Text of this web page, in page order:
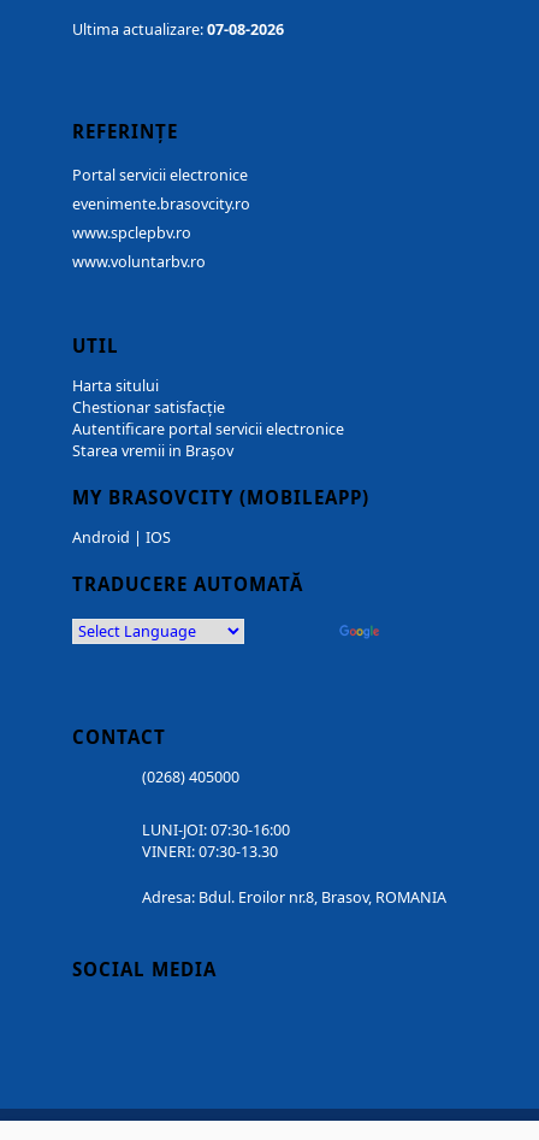
Ultima actualizare:07-08-2026
REFERINȚE
Portal servicii electronice
evenimente.brasovcity.ro
www.spclepbv.ro
www.voluntarbv.ro
UTIL
Harta sitului
Chestionar satisfacție
Autentificare portal servicii electronice
Starea vremii in Brașov
MY BRASOVCITY (MOBILEAPP)
Android | IOS
TRADUCERE AUTOMATĂ
CONTACT
(0268) 405000
LUNI-JOI: 07:30-16:00
VINERI: 07:30-13.30
Adresa: Bdul. Eroilor nr.8, Brasov, ROMANIA
SOCIAL MEDIA